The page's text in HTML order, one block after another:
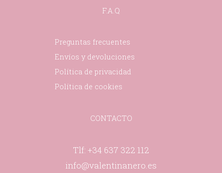
F.A.Q
Preguntas frecuentes
Envíos y devoluciones
Política de privacidad
Política de cookies
CONTACTO
Tlf: +34 637 322 112
info@valentinanero.es